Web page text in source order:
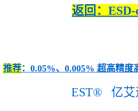
返回：
推荐：0.05%、0.005% 超高精
EST® 亿